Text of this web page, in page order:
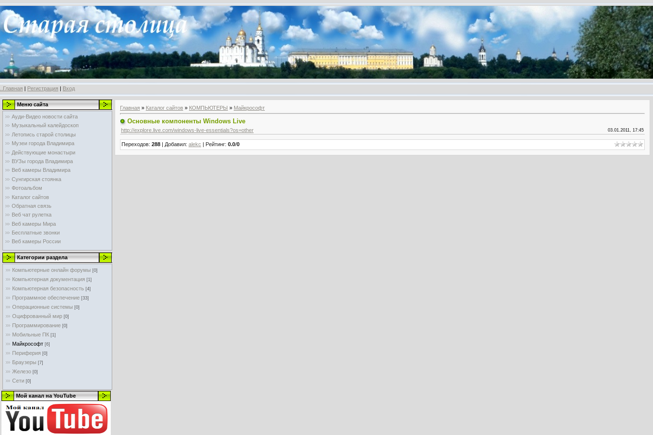
..Главная | Регистрация | Вход
Меню сайта
Ауди-Видео новости сайта
Музыкальный калейдоскоп
Летопись старой столицы
Музеи города Владимира
Действующие монастыри
ВУЗы города Владимира
Веб камеры Владимира
Сунгирская стоянка
Фотоальбом
Каталог сайтов
Обратная связь
Веб чат рулетка
Веб камеры Мира
Бесплатные звонки
Веб камеры России
Категории раздела
Компьютерные онлайн форумы [0]
Компьютерная документация [1]
Компьютерная безопасность [4]
Программное обеспечение [33]
Операционные системы [0]
Оцифрованный мир [0]
Программирование [0]
Мобильные ПК [1]
Майкрософт [6]
Периферия [0]
Браузеры [7]
Железо [0]
Сети [0]
Мой канал на YouTube
Главная » Каталог сайтов » КОМПЬЮТЕРЫ » Майкрософт
Основные компоненты Windows Live
http://explore.live.com/windows-live-essentials?os=other 03.01.2011, 17:45
Переходов: 288 | Добавил: alekc | Рейтинг: 0.0/0